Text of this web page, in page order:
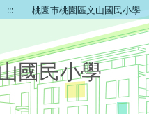
::: 桃園市桃園區文山國民小學
國民小學